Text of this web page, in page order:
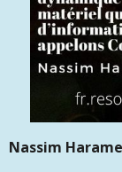
Nassim